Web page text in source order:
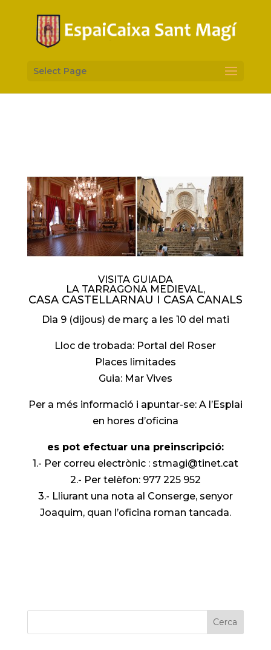
Select Page
VISITA GUIADA
LA TARRAGONA MEDIEVAL,
CASA CASTELLARNAU I CASA CANALS
Dia 9 (dijous) de març a les 10 del mati
Lloc de trobada: Portal del Roser
Places limitades
Guia: Mar Vives
Per a més informació i apuntar-se: A l’Esplai
en hores d’oficina
es pot efectuar una preinscripció:
1.- Per correu electrònic : stmagi@tinet.cat
2.- Per telèfon: 977 225 952
3.- Lliurant una nota al Conserge, senyor
Joaquim, quan l’oficina roman tancada.